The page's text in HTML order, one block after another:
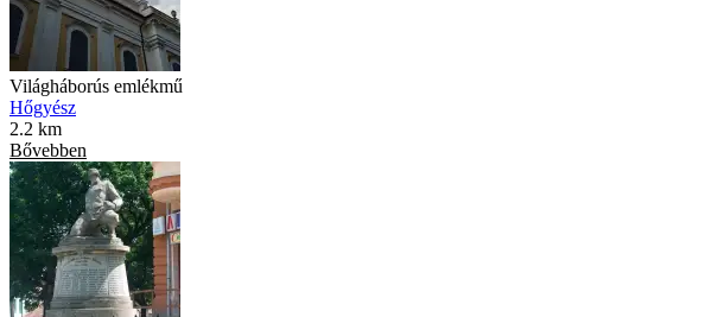
Világháborús emlékmű
Hőgyész
2.2 km
Bővebben